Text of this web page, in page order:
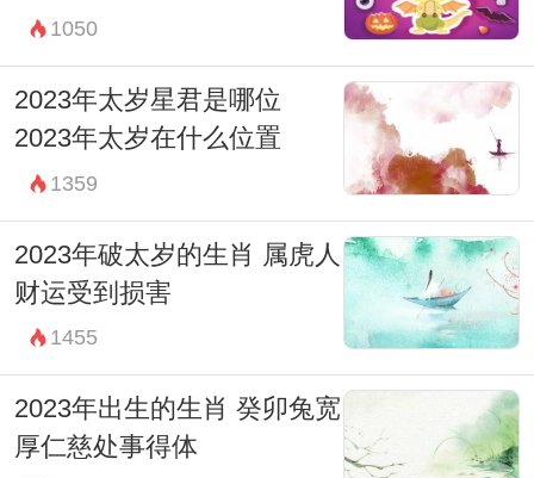
1050
2023年太岁星君是哪位
2023年太岁在什么位置
1359
2023年破太岁的生肖 属虎人
财运受到损害
1455
2023年出生的生肖 癸卯兔宽
厚仁慈处事得体